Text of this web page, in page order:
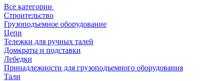
Все категории
Строительство
Грузоподъемное оборудование
Цепи
Тележки для ручных талей
Домкраты и подставки
Лебедки
Принадлежности для грузоподъемного оборудования
Тали